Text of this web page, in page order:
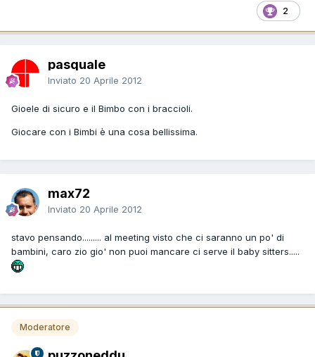
2
pasquale
Inviato 20 Aprile 2012
Gioele di sicuro e il Bimbo con i braccioli.
Giocare con i Bimbi è una cosa bellissima.
max72
Inviato 20 Aprile 2012
stavo pensando......... al meeting visto che ci saranno un po' di
bambini, caro zio gio' non puoi mancare ci serve il baby sitters.....
Moderatore